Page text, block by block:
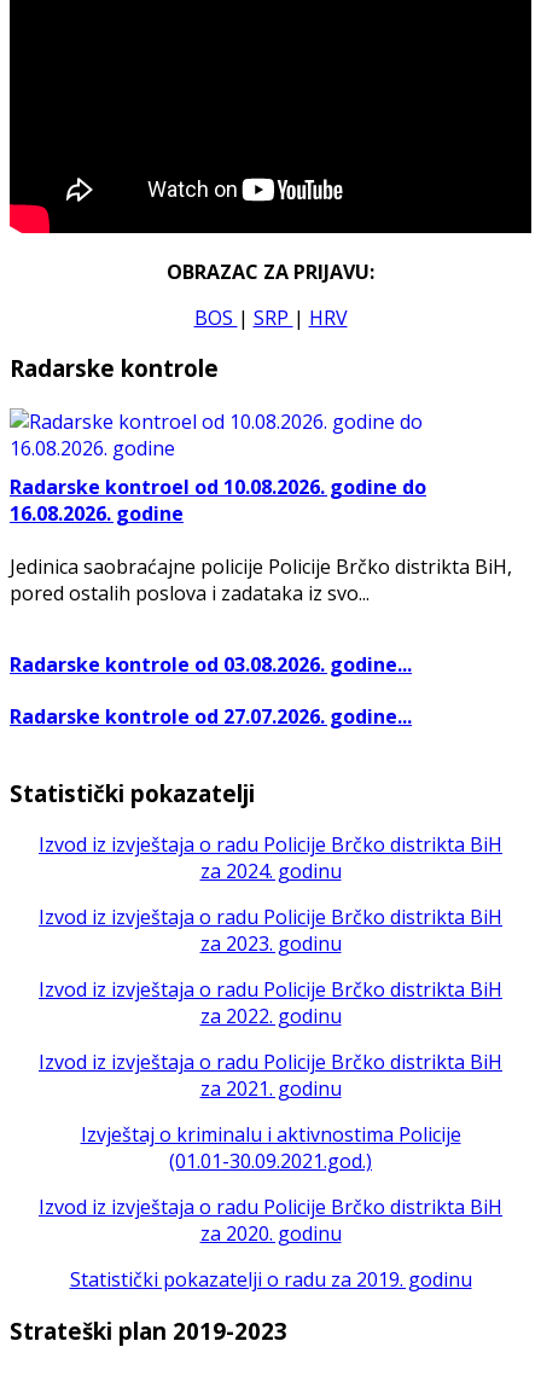
OBRAZAC ZA PRIJAVU:
BOS | SRP | HRV
Radarske kontrole
Radarske kontroel od 10.08.2026. godine do
16.08.2026. godine
Jedinica saobraćajne policije Policije Brčko distrikta BiH,
pored ostalih poslova i zadataka iz svo...
Radarske kontrole od 03.08.2026. godine...
Radarske kontrole od 27.07.2026. godine...
Statistički pokazatelji
Izvod iz izvještaja o radu Policije Brčko distrikta BiH
za 2024. godinu
Izvod iz izvještaja o radu Policije Brčko distrikta BiH
za 2023. godinu
Izvod iz izvještaja o radu Policije Brčko distrikta BiH
za 2022. godinu
Izvod iz izvještaja o radu Policije Brčko distrikta BiH
za 2021. godinu
Izvještaj o kriminalu i aktivnostima Policije
(01.01-30.09.2021.god.)
Izvod iz izvještaja o radu Policije Brčko distrikta BiH
za 2020. godinu
Statistički pokazatelji o radu za 2019. godinu
Strateški plan 2019-2023